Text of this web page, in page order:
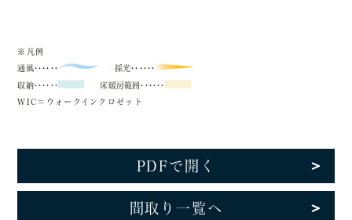
※凡例
通風･･････ 採光･･････
収納･･････ 床暖房範囲･･････
WIC＝ウォークインクロゼット
PDFで開く
間取り一覧へ